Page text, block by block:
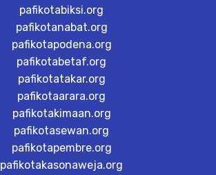
pafikotabiksi.org
pafikotanabat.org
pafikotapodena.org
pafikotabetaf.org
pafikotatakar.org
pafikotaarara.org
pafikotakimaan.org
pafikotasewan.org
pafikotapembre.org
pafikotakasonaweja.org